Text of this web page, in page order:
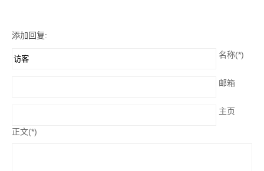
添加回复:
名称(*)
邮箱
主页
正文(*)